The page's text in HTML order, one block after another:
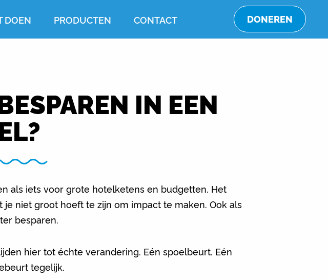
DONEREN
DOEN PRODUCTEN CONTACT
IN EEN
als iets voor grote hotelketens en budgetten. Het
niet groot hoeft te zijn om impact te maken. Ook als
besparen.
hier tot échte verandering. Eén spoelbeurt. Eén
tegelijk.